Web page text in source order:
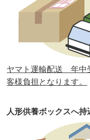
第32回人形供養祭
第31回人形供養祭
第30回人形供養
第29回人形供養
第27回人形供養
第26回人形供養
ヤマト運輸配送 年中
客様負担となります。
人形供養ボックスへ持